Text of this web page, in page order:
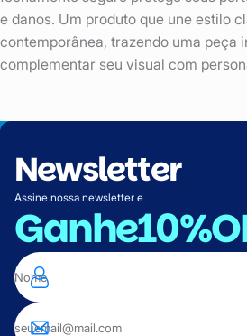
e danos. Um produto que une estilo
contemporânea, trazendo uma peça
complementar seu visual com
Newsletter
Assine nossa newsletter e
Ganhe